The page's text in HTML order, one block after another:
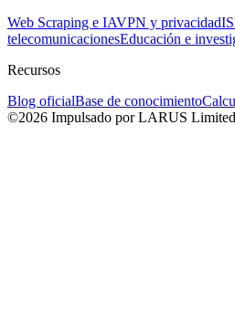
Web Scraping e IAVPN y privacidad
telecomunicacionesEducación e
Recursos
Blog oficialBase de conocimiento
©2026 Impulsado por LARUS Limited